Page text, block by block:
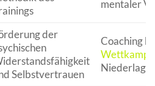
mentaler
der
Selbstvertrauen
Coaching